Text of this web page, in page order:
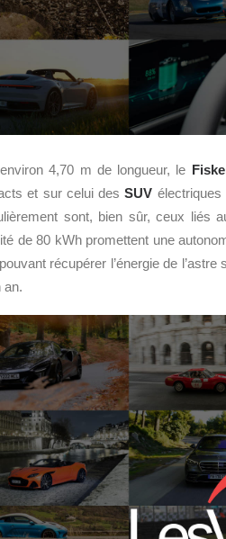
4,70 m de longueur, le
et sur celui desSUV
sont, bien sûr, ceux liés
de 80 kWh promettent une
récupérer l’énergie de
an.